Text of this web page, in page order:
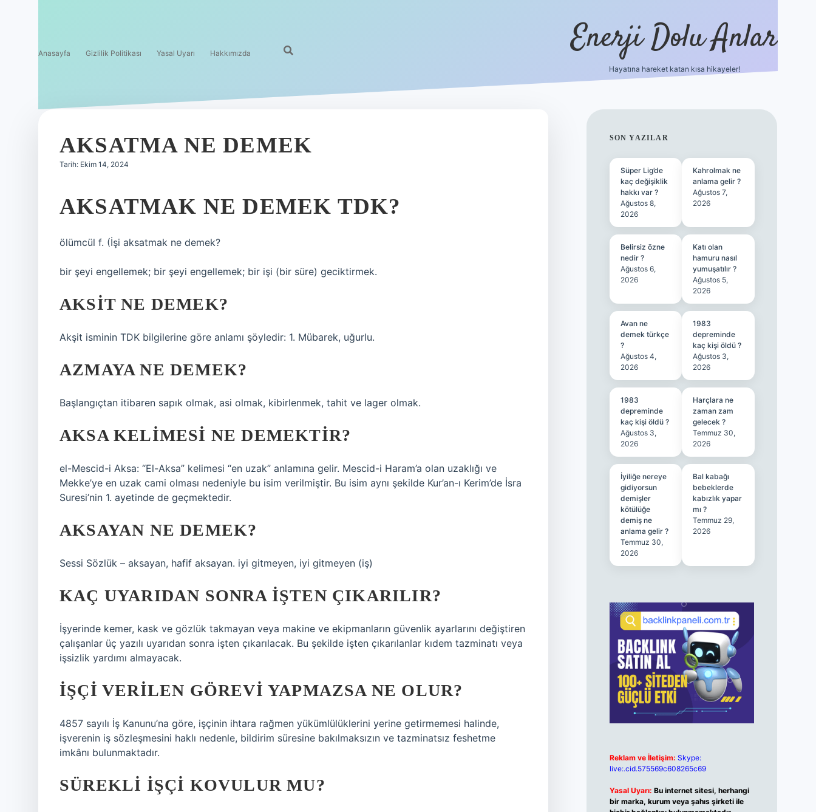
Anasayfa Gizlilik Politikası Yasal Uyarı Hakkımızda Enerji Dolu Anlar
Hayatına hareket katan kısa hikayeler!
AKSATMA NE DEMEK
Tarih: Ekim 14, 2024
AKSATMAK NE DEMEK TDK?
ölümcül f. (İşi aksatmak ne demek?
bir şeyi engellemek; bir şeyi engellemek; bir işi (bir süre) geciktirmek.
AKSIT NE DEMEK?
Akşit isminin TDK bilgilerine göre anlamı şöyledir: 1. Mübarek, uğurlu.
AZMAYA NE DEMEK?
Başlangıçtan itibaren sapık olmak, asi olmak, kibirlenmek, tahit ve lager olmak.
AKSA KELIMESI NE DEMEKTIR?
el-Mescid-i Aksa: “El-Aksa” kelimesi “en uzak” anlamına gelir. Mescid-i Haram’a olan uzaklığı ve
Mekke’ye en uzak cami olması nedeniyle bu isim verilmiştir. Bu isim aynı şekilde Kur’an-ı Kerim’de İsra
Suresi’nin 1. ayetinde de geçmektedir.
AKSAYAN NE DEMEK?
Sessi Sözlük – aksayan, hafif aksayan. iyi gitmeyen, iyi gitmeyen (iş)
KAÇ UYARIDAN SONRA IŞTEN ÇIKARILIR?
İşyerinde kemer, kask ve gözlük takmayan veya makine ve ekipmanların güvenlik ayarlarını değiştiren
çalışanlar üç yazılı uyarıdan sonra işten çıkarılacak. Bu şekilde işten çıkarılanlar kıdem tazminatı veya
işsizlik yardımı almayacak.
İŞÇI VERILEN GÖREVI YAPMAZSA NE OLUR?
4857 sayılı İş Kanunu’na göre, işçinin ihtara rağmen yükümlülüklerini yerine getirmemesi halinde,
işverenin iş sözleşmesini haklı nedenle, bildirim süresine bakılmaksızın ve tazminatsız feshetme
imkânı bulunmaktadır.
SÜREKLI IŞÇI KOVULUR MU?
SIDEBAR
SON YAZILAR
Süper Lig’de
kaç değişiklik
hakkı var ?
Ağustos 8,
2026
Kahrolmak ne
anlama gelir ?
Ağustos 7,
2026
Belirsiz özne
nedir ?
Ağustos 6,
2026
Katı olan
hamuru nasıl
yumuşatılır ?
Ağustos 5,
2026
Avan ne
demek türkçe
?
Ağustos 4,
2026
1983
depreminde
kaç kişi öldü ?
Ağustos 3,
2026
1983
depreminde
kaç kişi öldü ?
Ağustos 3,
2026
Harçlara ne
zaman zam
gelecek ?
Temmuz 30,
2026
İyiliğe nereye
gidiyorsun
demişler
kötülüğe
demiş ne
anlama gelir ?
Temmuz 30,
2026
Bal kabağı
bebeklerde
kabızlık yapar
mı ?
Temmuz 29,
2026
Reklam ve İletişim: Skype:
live:.cid.575569c608265c69
Yasal Uyarı: Bu internet sitesi, herhangi
bir marka, kurum veya şahıs şirketi ile
betexper güncel giriş